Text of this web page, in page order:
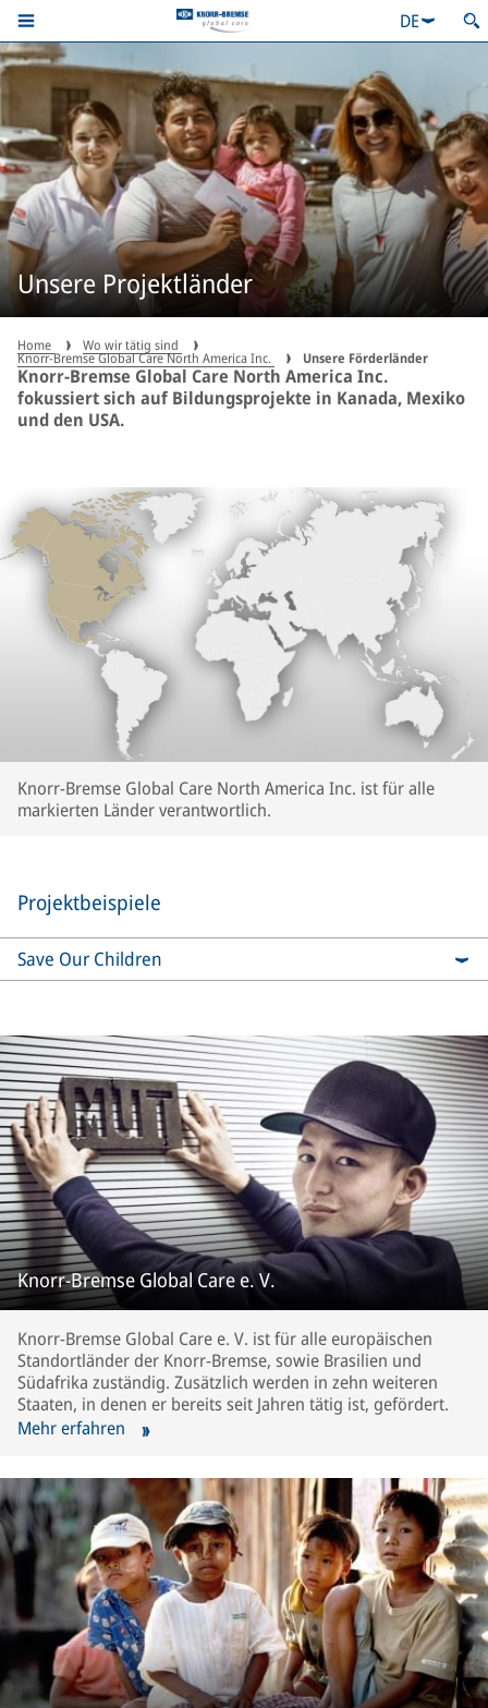
DE
Unsere Projektländer
Home Wo wir tätig sind
Knorr-Bremse Global Care North America Inc. Unsere Förderländer
Knorr-Bremse Global Care North America Inc.
fokussiert sich auf Bildungsprojekte in Kanada, Mexiko
und den USA.
Knorr-Bremse Global Care North America Inc. ist für alle
markierten Länder verantwortlich.
Projektbeispiele
Save Our Children
Knorr-Bremse Global Care e. V.
Knorr-Bremse Global Care e. V. ist für alle europäischen
Standortländer der Knorr-Bremse, sowie Brasilien und
Südafrika zuständig. Zusätzlich werden in zehn weiteren
Staaten, in denen er bereits seit Jahren tätig ist, gefördert.
Mehr erfahren